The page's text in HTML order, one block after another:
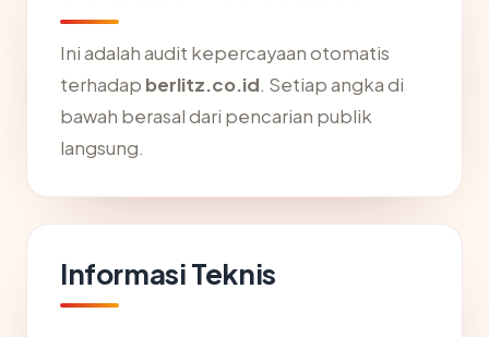
Ini adalah audit kepercayaan otomatis
terhadap berlitz.co.id. Setiap angka di
bawah berasal dari pencarian publik
langsung.
Informasi Teknis